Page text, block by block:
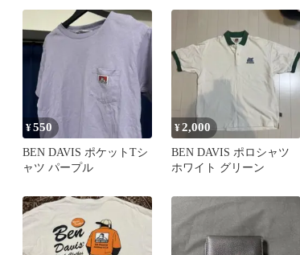
¥550
BEN DAVIS ポケットTシ
ャツ パープル
¥2,000
BEN DAVIS ポロシャツ
ホワイト グリーン